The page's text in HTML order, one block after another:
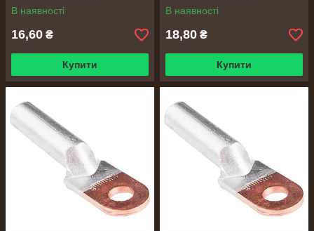
В наявності
16,60 ₴
Купити
В наявності
18,80 ₴
Купити